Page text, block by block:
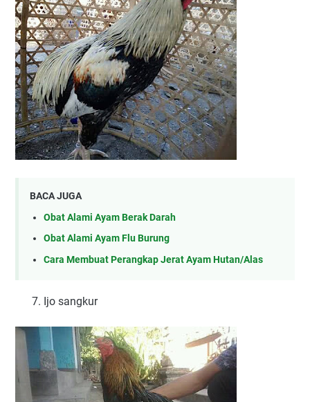
BACA JUGA
Obat Alami Ayam Berak Darah
Obat Alami Ayam Flu Burung
Cara Membuat Perangkap Jerat Ayam Hutan/Alas
7. Ijo sangkur